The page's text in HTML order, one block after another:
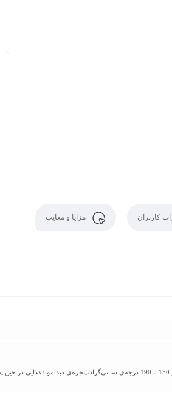
کاربران مزایا و معایب
سیستم قطع‌کن خودکار، محفظه‌ی جمع‌آوری سیم،ترموستات قابل تنظیم از 150 تا 190 درجه‌ی